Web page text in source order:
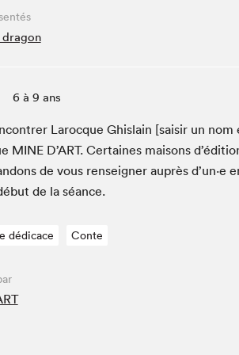
des-Neiges
en cadeau
de lecture à voix haute du Salon du livre
au Salon
et branchée
6 à 9 ans
Larocque Ghis­lain [saisir un
MINED’ART. Cer­taines maisons
de vous ren­seign­er auprès d’un·e
de la séance.
dédicace Conte